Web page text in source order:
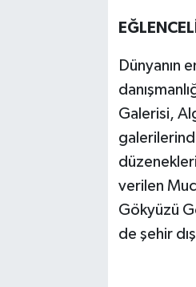
Dünyanın
Galerisi,
verilen
Gökyüzü
de şehir